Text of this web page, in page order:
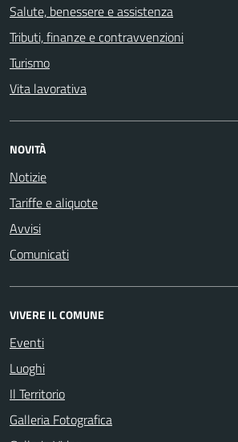
Salute, benessere e assistenza
Tributi, finanze e contravvenzioni
Turismo
Vita lavorativa
NOVITÀ
Notizie
Tariffe e aliquote
Avvisi
Comunicati
VIVERE IL COMUNE
Eventi
Luoghi
Il Territorio
Galleria Fotografica